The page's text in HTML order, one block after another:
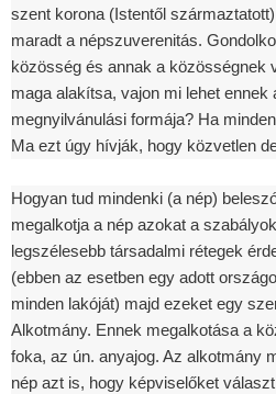
szent korona (Istentől
maradt a népszuverenitás.
közösség és annak a közösségnek
maga alakítsa, vajon mi lehet ennek
megnyilvánulási formája? Ha
Ma ezt úgy hívják, hogy közvetlen
Hogyan tud mindenki (a nép)
megalkotja a nép azokat a
legszélesebb társadalmi rétegek
(ebben az esetben egy adott
minden lakóját) majd ezeket egy
Alkotmány. Ennek megalkotása a
foka, az ún. anyajog. Az alkotmány
nép azt is, hogy képviselőket